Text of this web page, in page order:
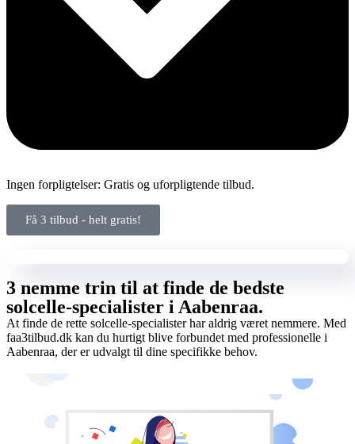
Ingen forpligtelser: Gratis og uforpligtende tilbud.
Få 3 tilbud - helt gratis!
3 nemme trin til at finde de bedste
solcelle-specialister i Aabenraa.
At finde de rette solcelle-specialister har aldrig været nemmere. Med
faa3tilbud.dk kan du hurtigt blive forbundet med professionelle i
Aabenraa, der er udvalgt til dine specifikke behov.